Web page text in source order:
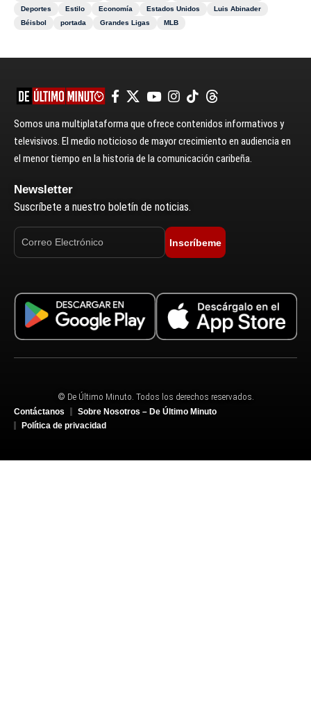
Deportes
Estilo Economía Estados Unidos
Luis Abinader
Béisbol
portada Grandes Ligas MLB
Somos una multiplataforma que ofrece contenidos informativos y
televisivos. El medio noticioso de mayor crecimiento en audiencia en
el menor tiempo en la historia de la comunicación caribeña.
Newsletter
Suscríbete a nuestro boletín de noticias.
Inscríbeme
© De Último Minuto. Todos los derechos reservados.
Contáctanos
Sobre Nosotros – De Último Minuto
Política de privacidad